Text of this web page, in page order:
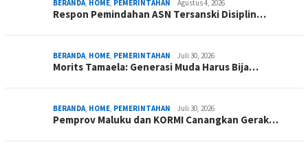
BERANDA, HOME, PEMERINTAHAN Agustus 4, 2026
Respon Pemindahan ASN Tersanski Disiplin…
BERANDA, HOME, PEMERINTAHAN Juli 30, 2026
Morits Tamaela: Generasi Muda Harus Bija…
BERANDA, HOME, PEMERINTAHAN Juli 30, 2026
Pemprov Maluku dan KORMI Canangkan Gerak…